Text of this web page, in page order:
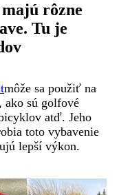
rôzne
Tu je
môže sa použiť na
ako sú golfové
atď. Jeho
toto vybavenie
lepší výkon.